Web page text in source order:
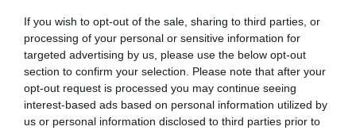
If you wish to opt-out of the sale, sharing to third parties, or
processing of your personal or sensitive information for
targeted advertising by us, please use the below opt-out
section to confirm your selection. Please note that after your
opt-out request is processed you may continue seeing
interest-based ads based on personal information utilized by
us or personal information disclosed to third parties prior to
Djm a commenté l'article :
Après Emirates, Lufthansa remet en cause la réception
de Boeing 777-9 déjà construits